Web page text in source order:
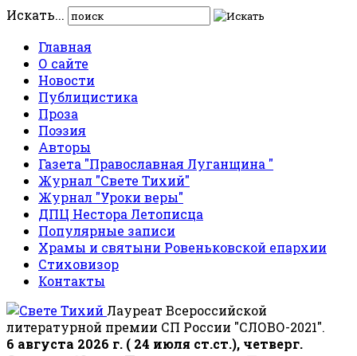
Искать...
Главная
О сайте
Новости
Публицистика
Проза
Поэзия
Авторы
Газета "Православная Луганщина "
Журнал "Свете Тихий"
Журнал "Уроки веры"
ДПЦ Нестора Летописца
Популярные записи
Храмы и святыни Ровеньковской епархии
Стиховизор
Контакты
Лауреат Всероссийской
литературной премии СП России "СЛОВО-2021".
6 августа 2026 г. ( 24 июля ст.ст.), четверг.